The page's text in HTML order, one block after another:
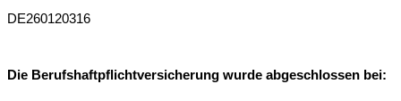
DE260120316
Die Berufshaftpflichtversicherung wurde abgeschlossen bei: